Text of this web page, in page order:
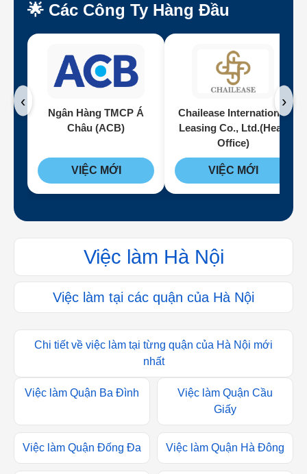
🌟 Các Công Ty Hàng Đầu
‹ ›
Ngân Hàng TMCP Á
Châu (ACB)
VIỆC MỚI
Chailease International
Leasing Co., Ltd.(Head
Office)
VIỆC MỚI
Việc làm Hà Nội
Việc làm tại các quận của Hà Nội
Chi tiết về việc làm tại từng quận của Hà Nội mới
nhất
Việc làm Quận Ba Đình
Việc làm Quận Cầu
Giấy
Việc làm Quận Đống Đa Việc làm Quận Hà Đông